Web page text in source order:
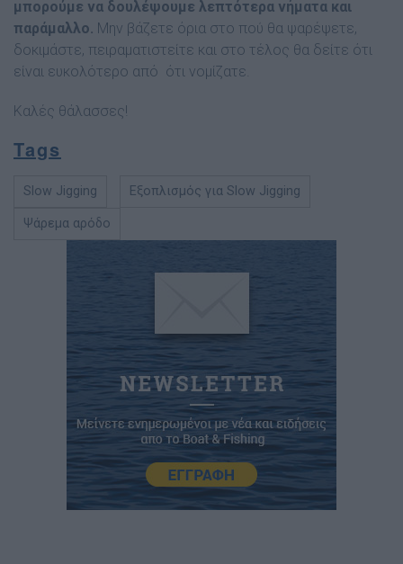
μπορούμε να δουλέψουμε λεπτότερα νήματα και
παράμαλλο. Μην βάζετε όρια στο πού θα ψαρέψετε,
δοκιμάστε, πειραματιστείτε και στο τέλος θα δείτε ότι
είναι ευκολότερο από ότι νομίζατε.
Καλές θάλασσες!
Tags
Slow Jigging Εξοπλισμός για Slow Jigging
Ψάρεμα αρόδο